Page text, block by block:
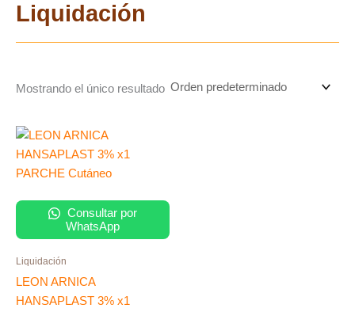
Liquidación
Mostrando el único resultado
Consultar por
WhatsApp
Liquidación
LEON ARNICA
HANSAPLAST 3% x1